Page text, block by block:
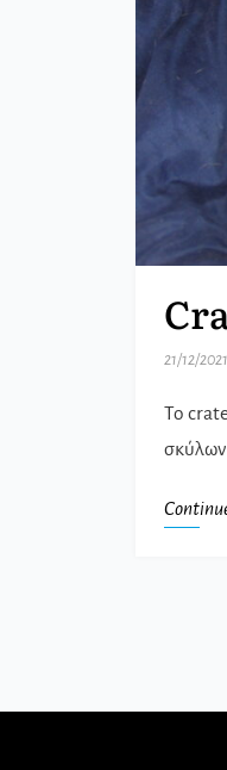
21/12/2021
Το
σκύλων